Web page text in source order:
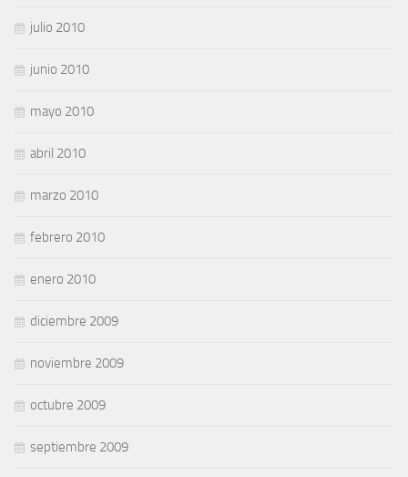
julio 2010
junio 2010
mayo 2010
abril 2010
marzo 2010
febrero 2010
enero 2010
diciembre 2009
noviembre 2009
octubre 2009
septiembre 2009